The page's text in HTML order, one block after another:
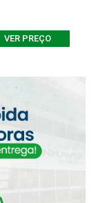
VER PREÇO